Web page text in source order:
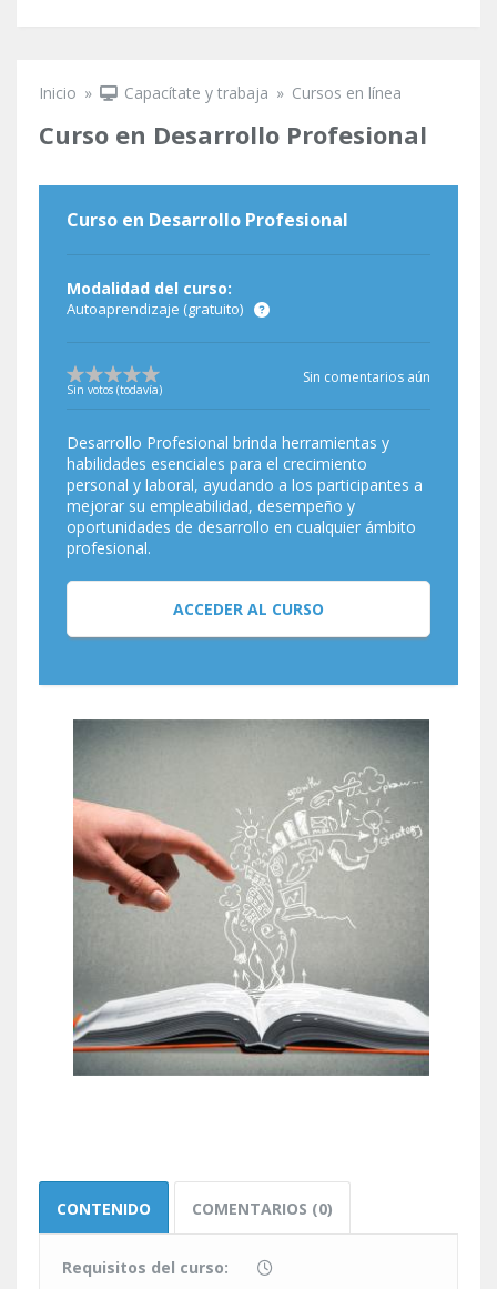
Inicio » Capacítate y trabaja » Cursos en línea
Curso en Desarrollo Profesional
Curso en Desarrollo Profesional
Modalidad del curso:
Autoaprendizaje (gratuito)
Sin votos (todavía)
Sin comentarios aún
Desarrollo Profesional brinda herramientas y
habilidades esenciales para el crecimiento
personal y laboral, ayudando a los participantes a
mejorar su empleabilidad, desempeño y
oportunidades de desarrollo en cualquier ámbito
profesional.
ACCEDER AL CURSO
CONTENIDO COMENTARIOS (0)
Requisitos del curso: